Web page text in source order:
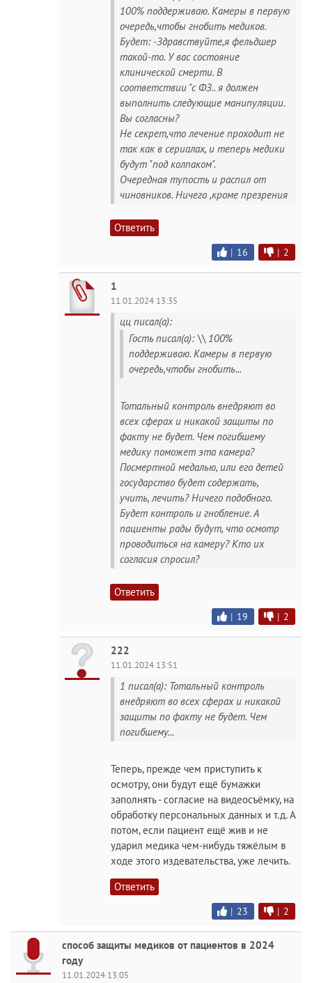
100% поддерживаю. Камеры в первую
очередь,чтобы гнобить медиков.
Будет: -Здравствуйте,я фельдшер
такой-то. У вас состояние
клинической смерти. В
соответствии "с ФЗ.. я должен
выполнить следующие манипуляции.
Вы согласны?
Не секрет,что лечение проходит не
так как в сериалах, и теперь медики
будут "под колпаком".
Очередная тупость и распил от
чиновников. Ничего ,кроме презрения
Ответить
| 16 | 2
1
11.01.2024 13:35
цц писал(а):
Гость писал(а): \\ 100%
поддерживаю. Камеры в первую
очередь,чтобы гнобить...
Тотальный контроль внедряют во
всех сферах и никакой защиты по
факту не будет. Чем погибшему
медику поможет эта камера?
Посмертной медалью, или его детей
государство будет содержать,
учить, лечить? Ничего подобного.
Будет контроль и гнобление. А
пациенты рады будут, что осмотр
проводиться на камеру? Кто их
согласия спросил?
Ответить
| 19 | 2
222
11.01.2024 13:51
1 писал(а): Тотальный контроль
внедряют во всех сферах и никакой
защиты по факту не будет. Чем
погибшему...
Теперь, прежде чем приступить к
осмотру, они будут ещё бумажки
заполнять - согласие на видеосъёмку, на
обработку персональных данных и т.д. А
потом, если пациент ещё жив и не
ударил медика чем-нибудь тяжёлым в
ходе этого издевательства, уже лечить.
Ответить
| 23 | 2
способ защиты медиков от пациентов в 2024
году
11.01.2024 13:05